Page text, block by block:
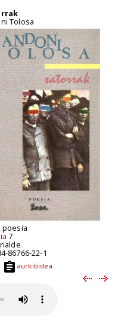
Tolosa
poesia
7
86766-22-1
aurkibidea